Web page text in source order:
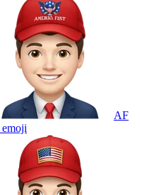
AF
emoji